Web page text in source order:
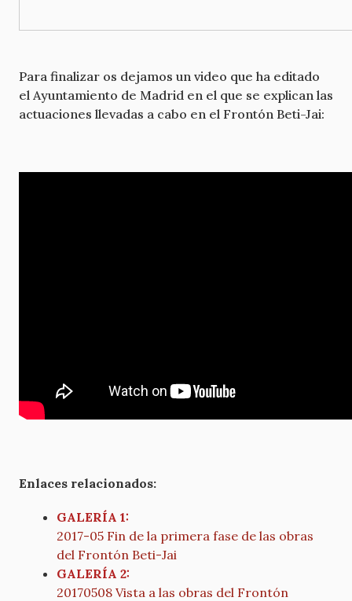
Para finalizar os dejamos un video que ha editado
el Ayuntamiento de Madrid en el que se explican las
actuaciones llevadas a cabo en el Frontón Beti-Jai:
Enlaces relacionados:
GALERÍA 1:
2017-05 Fin de la primera fase de las obras
del Frontón Beti-Jai
GALERÍA 2:
20170508 Vista a las obras del Frontón